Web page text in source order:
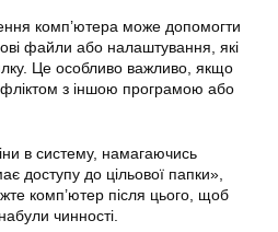
комп’ютера може допомогти
файли або налаштування, які
Це особливо важливо, якщо
з іншою програмою або
в систему, намагаючись
доступу до цільової папки»,
комп’ютер після цього, щоб
чинності.